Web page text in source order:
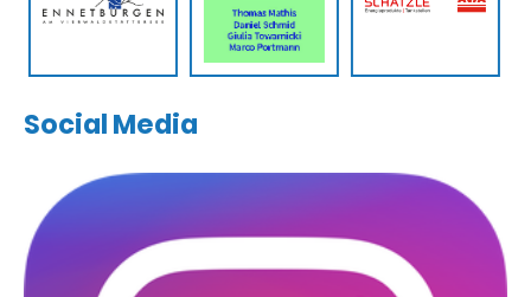
Social Media